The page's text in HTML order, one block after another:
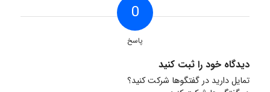
0
پاسخ
دیدگاه خود را ثبت کنید
تمایل دارید در گفتگوها شرکت کنید؟